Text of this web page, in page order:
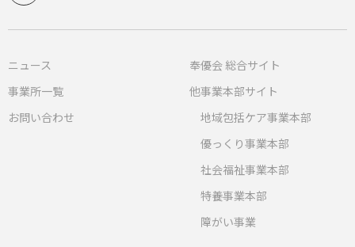
ニュース
事業所一覧
お問い合わせ
奉優会 総合サイト
他事業本部サイト
地域包括ケア事業本部
優っくり事業本部
社会福祉事業本部
特養事業本部
障がい事業